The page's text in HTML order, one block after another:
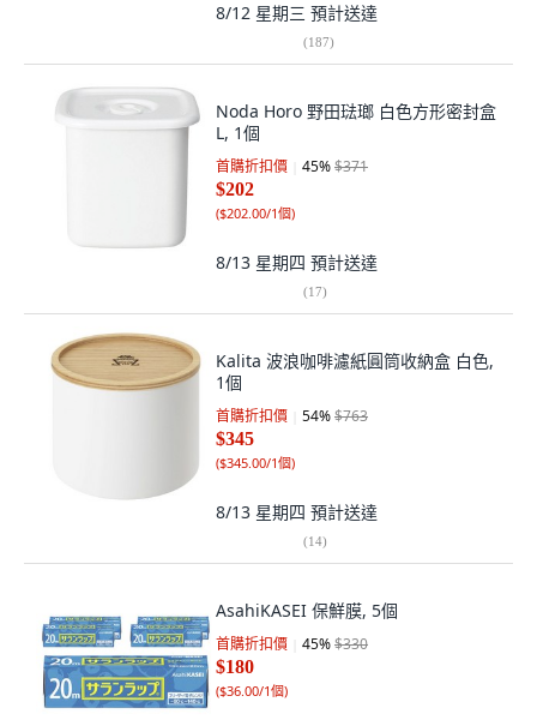
8/12 星期三 預計送達
(187)
Noda Horo 野田琺瑯 白色方形密封盒
L, 1個
首購折扣價 45%$371
$202
($202.00/1個)
8/13 星期四 預計送達
(17)
Kalita 波浪咖啡濾紙圓筒收納盒 白色,
1個
首購折扣價 54%$763
$345
($345.00/1個)
8/13 星期四 預計送達
(14)
AsahiKASEI 保鮮膜, 5個
首購折扣價 45%$330
$180
($36.00/1個)